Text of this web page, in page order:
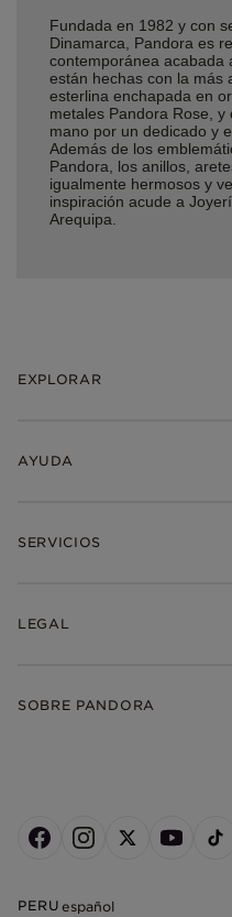
Fundada en 1982 y con
Dinamarca, Pandora es
contemporánea acabada
están hechas con la más
esterlina enchapada en
metales Pandora Rose,
mano por un dedicado y
Además de los
Pandora, los anillos,
igualmente hermosos y
inspiración acude a
Arequipa.
EXPLORAR
AYUDA
SERVICIOS
LEGAL
SOBRE PANDORA
PERU español